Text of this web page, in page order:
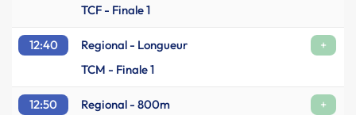
TCF - Finale 1
12:40 Regional - Longueur
+
TCM - Finale 1
12:50 Regional - 800m
+